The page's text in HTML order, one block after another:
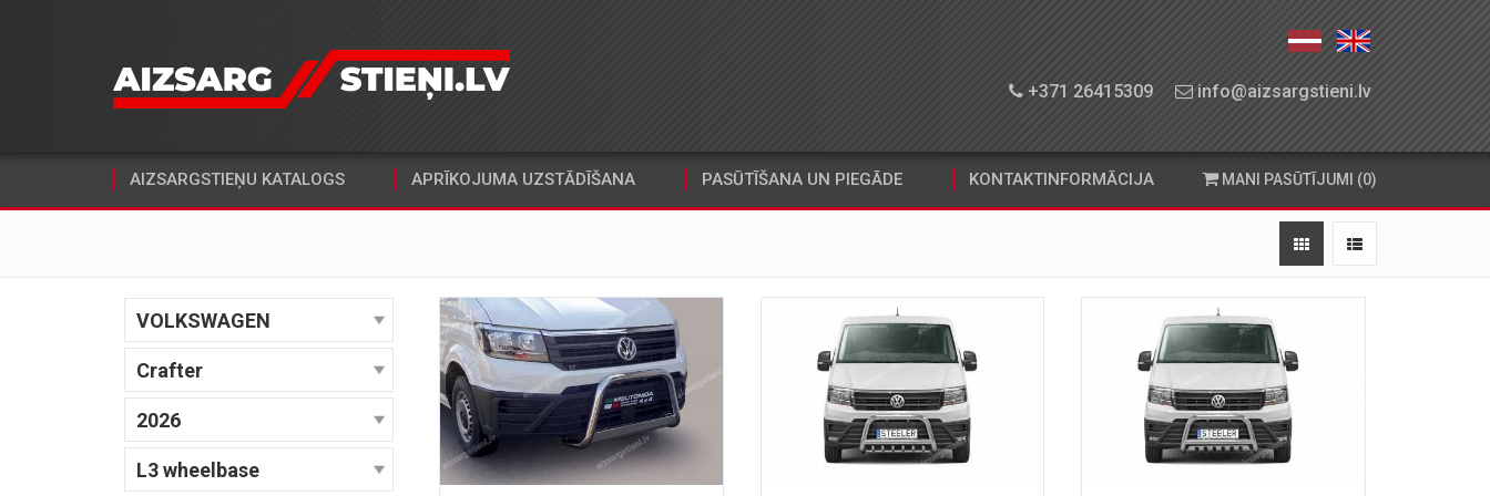
+371 26415309 info@aizsargstieni.lv
AIZSARGSTIEŅU KATALOGS APRĪKOJUMA UZSTĀDĪŠANA PASŪTĪŠANA UN PIEGĀDE KONTAKTINFORMĀCIJA MANI PASŪTĪJUMI (0)